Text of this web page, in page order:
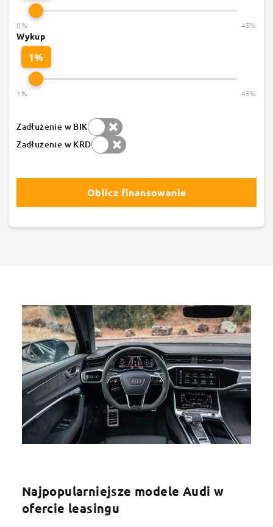
0% 45%
Wykup
1%
1% 45%
Zadłużenie w BIK
Zadłużenie w KRD
Oblicz finansowanie
Najpopularniejsze modele Audi w
ofercie leasingu